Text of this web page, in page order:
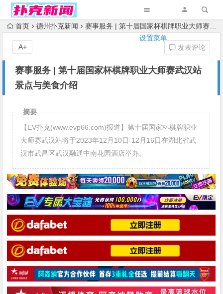
设置菜单
首页 德州扑克新闻 赛事服务 | 第十届国家杯棋牌职业大师赛武汉站景点与美食介绍
赛事服务 | 第十届国家杯棋牌职业大师赛武汉站
景点与美食介绍
发表评论
A+
摘要
【EV扑克(www.evp66.com)报道】第十届国家杯棋牌职业
大师赛武汉站将于2023年12月10日-12月16日在湖北省武
汉市武昌区武汉融通中南花园酒店举办。